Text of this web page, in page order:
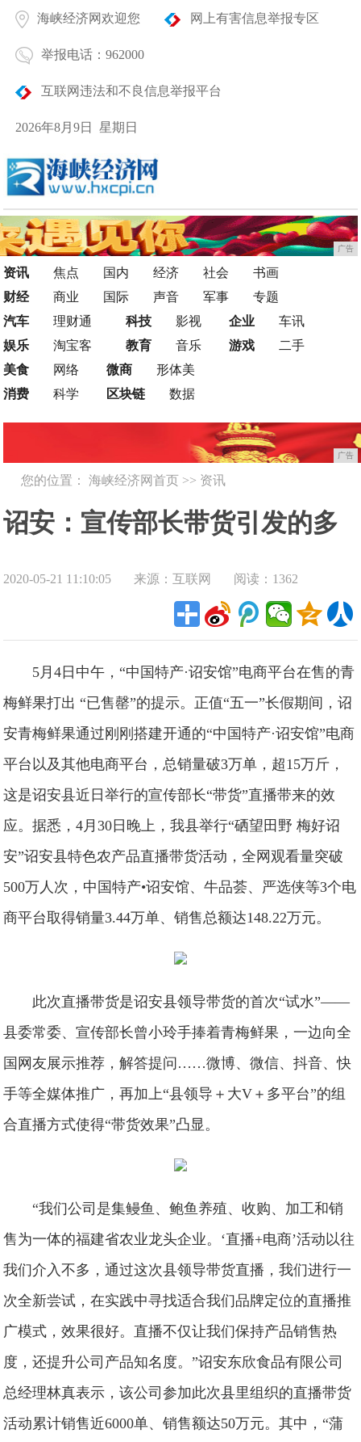
海峡经济网欢迎您 网上有害信息举报专区
举报电话：962000
互联网违法和不良信息举报平台
2026年8月9日 星期日
广告
资讯 焦点 国内 经济 社会
书画
财经
商业 国际 声音 军事
专题
汽车
理财通
娱乐
淘宝客
科技
影视
教育
音乐
企业
车讯
游戏
二手
美食
网络
消费
科学
微商
形体美
区块链
数据
广告
您的位置：海峡经济网首页 >> 资讯
诏安：宣传部长带货引发的多
米诺骨牌效应
2020-05-21 11:10:05 来源：互联网 阅读：1362
5月4日中午，“中国特产·诏安馆”电商平台在售的青
梅鲜果打出 “已售罄”的提示。正值“五一”长假期间，诏
安青梅鲜果通过刚刚搭建开通的“中国特产·诏安馆”电商
平台以及其他电商平台，总销量破3万单，超15万斤，
这是诏安县近日举行的宣传部长“带货”直播带来的效
应。据悉，4月30日晚上，我县举行“硒望田野 梅好诏
安”诏安县特色农产品直播带货活动，全网观看量突破
500万人次，中国特产•诏安馆、牛品荟、严选侠等3个电
商平台取得销量3.44万单、销售总额达148.22万元。
此次直播带货是诏安县领导带货的首次“试水”——
县委常委、宣传部长曾小玲手捧着青梅鲜果，一边向全
国网友展示推荐，解答提问……微博、微信、抖音、快
手等全媒体推广，再加上“县领导＋大V＋多平台”的组
合直播方式使得“带货效果”凸显。
“我们公司是集鳗鱼、鲍鱼养殖、收购、加工和销
售为一体的福建省农业龙头企业。‘直播+电商’活动以往
我们介入不多，通过这次县领导带货直播，我们进行一
次全新尝试，在实践中寻找适合我们品牌定位的直播推
广模式，效果很好。直播不仅让我们保持产品销售热
度，还提升公司产品知名度。”诏安东欣食品有限公司
总经理林真表示，该公司参加此次县里组织的直播带货
活动累计销售近6000单、销售额达50万元。其中，“蒲